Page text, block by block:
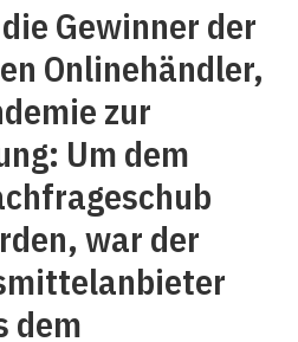
Gewinner der
Onlinehändler,
zur
Um dem
war der
dem